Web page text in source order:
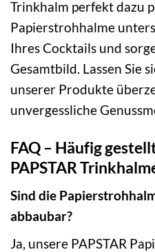
Trinkhalm perfekt dazu
Papierstrohhalme
Ihres Cocktails und
Gesamtbild. Lassen Sie
unserer Produkte
unvergessliche
FAQ – Häufig
PAPSTAR
Sind die
abbaubar?
Ja, unsere PAPSTAR